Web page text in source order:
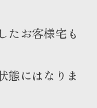
たお客様宅も
態にはなりま